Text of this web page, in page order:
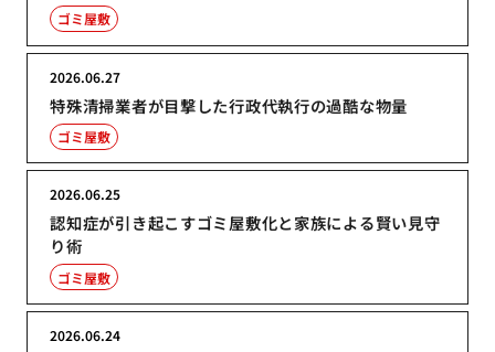
ゴミ屋敷
特殊清掃業者が目撃した行政代執行の過酷な物量
2026.06.27
ゴミ屋敷
認知症が引き起こすゴミ屋敷化と家族による賢い見守
り術
2026.06.25
ゴミ屋敷
2026.06.24